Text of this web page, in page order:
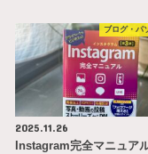
ブログ・パ
2025.11.26
Instagram完全マニュア